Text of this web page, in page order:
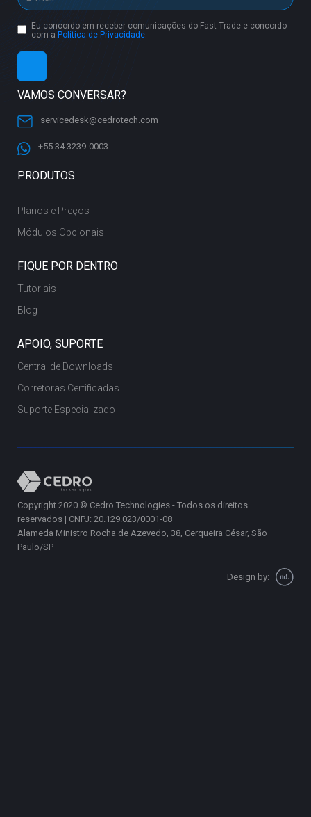
Eu concordo em receber comunicações do Fast Trade e concordo
com a Política de Privacidade.
VAMOS CONVERSAR?
servicedesk@cedrotech.com
+55 34 3239-0003
PRODUTOS
Planos e Preços
Módulos Opcionais
FIQUE POR DENTRO
Tutoriais
Blog
APOIO, SUPORTE
Central de Downloads
Corretoras Certificadas
Suporte Especializado
Copyright 2020 © Cedro Technologies - Todos os direitos
reservados | CNPJ: 20.129.023/0001-08
Alameda Ministro Rocha de Azevedo, 38, Cerqueira César, São
Paulo/SP
Design by: